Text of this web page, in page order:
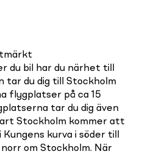
du bil har du närhet till
tar du dig till Stockholm
flygplatser på ca 15
tar du dig även
Stockholm kommer att
kurva i söder till
om Stockholm. När